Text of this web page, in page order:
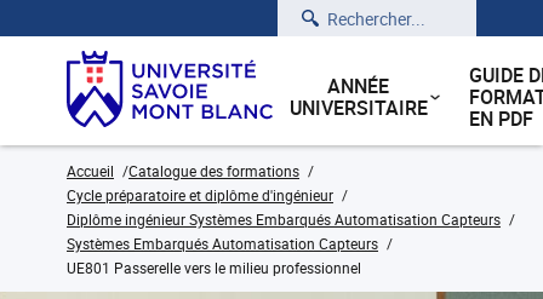
Rechercher
ANNÉE
UNIVERSITAIRE
GUIDE
EN PDF
Accueil
Catalogue des formations
Cycle préparatoire et diplôme d'ingénieur
Diplôme ingénieur Systèmes Embarqués Automatisation Capteurs
Systèmes Embarqués Automatisation Capteurs
UE801 Passerelle vers le milieu professionnel